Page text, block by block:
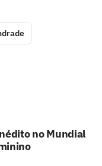
no Mundial